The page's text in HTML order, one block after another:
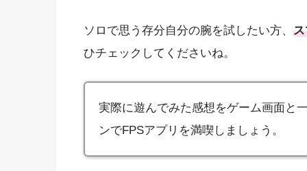
ソロで思う存分自分の腕を試したい方、
ひチェックしてくださいね。
実際に遊んでみた感想をゲーム画面と
ンでFPSアプリを満喫しましょう。